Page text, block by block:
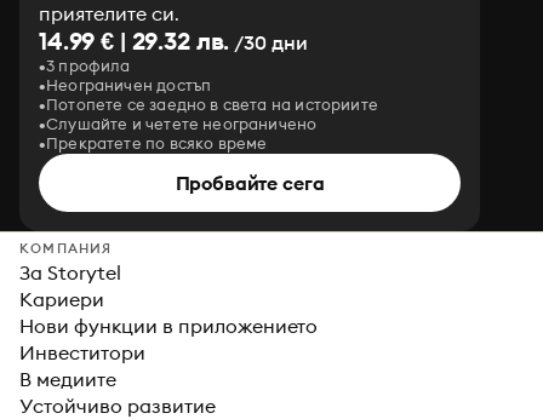
приятелите си.
14.99 € | 29.32 лв. /30 дни
3 профила
Неограничен достъп
Потопете се заедно в света на историите
Слушайте и четете неограничено
Прекратете по всяко време
Пробвайте сега
КОМПАНИЯ
За Storytel
Кариери
Нови функции в приложението
Инвеститори
В медиите
Устойчиво развитие